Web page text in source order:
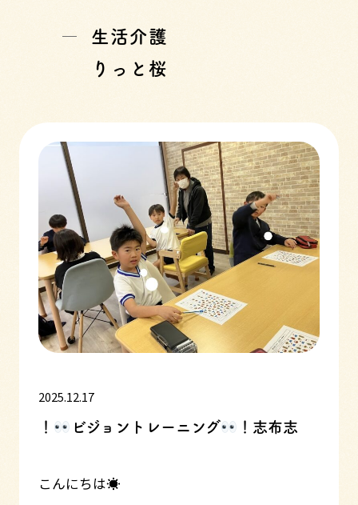
2025.12.17
！ ビジョントレーニング ！志布志
こんにちは☀
生活介護
りっと桜